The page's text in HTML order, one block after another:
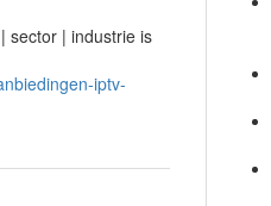
sector | industrie is
iptv-